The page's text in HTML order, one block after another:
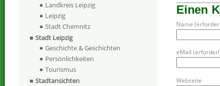
Einen
Name
eMail
Webseite
Landkreis Leipzig
Leipzig
Stadt Chemnitz
Stadt Leipzig
Geschichte & Geschichten
Persönlichkeiten
Tourismus
Stadtansichten